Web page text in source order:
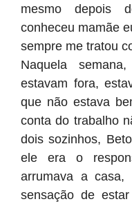
mesmo depois
conheceu mamãe
sempre me tratou
Naquela
estavam fora,
que não estava
conta do trabalho
dois sozinhos,
ele era o
arrumava a
sensação de